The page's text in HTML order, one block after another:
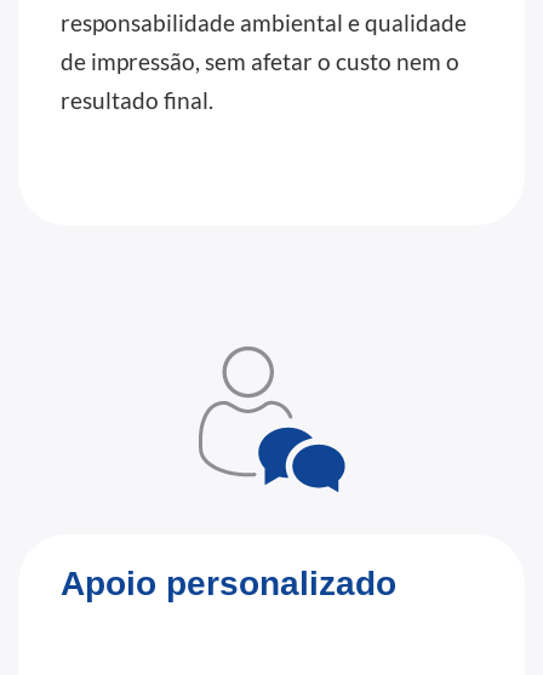
responsabilidade ambiental e qualidade
de impressão, sem afetar o custo nem o
resultado final.
Apoio personalizado